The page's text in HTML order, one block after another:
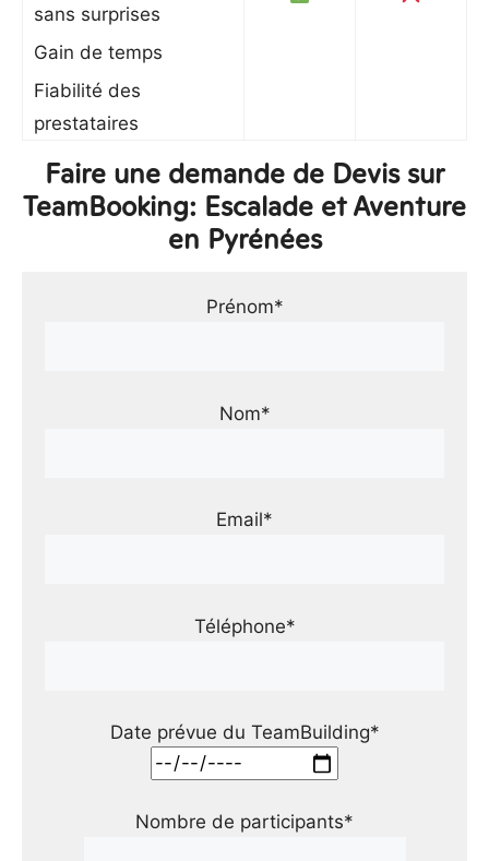
sans surprises
Gain de temps
Fiabilité des
prestataires
Faire une demande de Devis sur
TeamBooking: Escalade et Aventure
en Pyrénées
Prénom*
Nom*
Email*
Téléphone*
Date prévue du TeamBuilding*
Nombre de participants*